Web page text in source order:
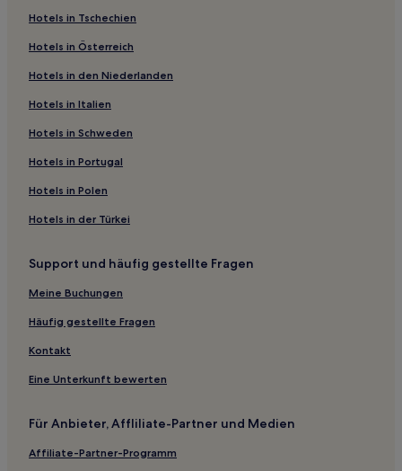
Hotels in Tschechien
Hotels in Österreich
Hotels in den Niederlanden
Hotels in Italien
Hotels in Schweden
Hotels in Portugal
Hotels in Polen
Hotels in der Türkei
Support und häufig gestellte Fragen
Meine Buchungen
Häufig gestellte Fragen
Kontakt
Eine Unterkunft bewerten
Für Anbieter, Affliliate-Partner und Medien
Affiliate-Partner-Programm